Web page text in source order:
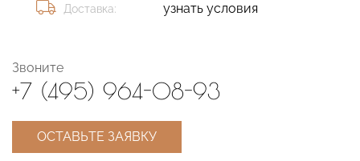
Доставка: узнать условия
Звоните
+7 (495) 964-08-93
ОСТАВЬТЕ ЗАЯВКУ